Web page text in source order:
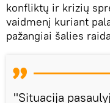
konfliktų ir krizių
vaidmenį kuriant
pažangiai šalies
"Situacija